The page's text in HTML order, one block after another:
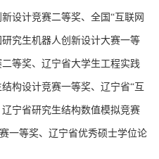
设计竞赛二等奖、 全国 “互联网
研究生机器人创新设计大赛一等
等奖、 辽宁省大学生工程实践
构设计竞赛一等奖、 辽宁省“互
辽宁省研究生结构数值模拟竞赛
一等奖、 辽宁省优秀硕士学位论